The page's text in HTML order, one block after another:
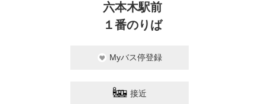
六本木駅前
１番のりば
Myバス停登録
接近